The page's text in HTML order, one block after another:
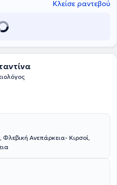
Τέλος, είναι μέλος
και το εξωτερικό.
Κλείσε ραντεβού